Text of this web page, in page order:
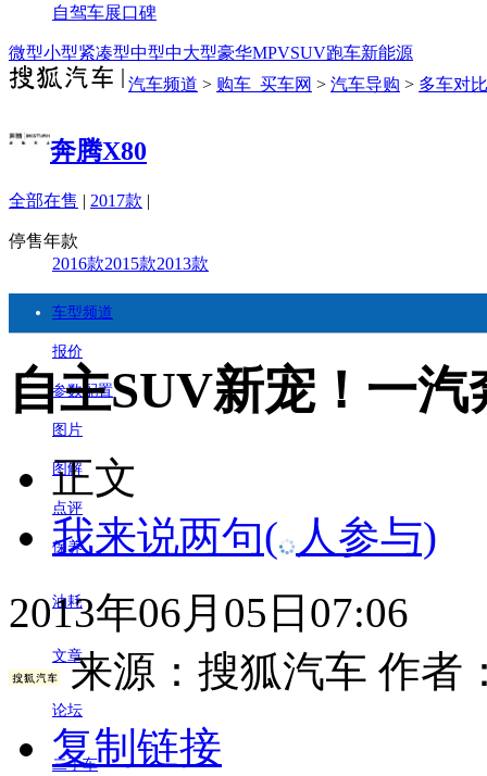
自驾车展口碑
微型小型紧凑型中型中大型豪华MPVSUV跑车新能源
汽车频道 > 购车_买车网 > 汽车导购 > 多车对比
奔腾X80
全部在售 | 2017款 |
停售年款
2016款2015款2013款
车型频道
报价
参数配置
图片
图解
点评
保养
油耗
文章
论坛
二手车
自主SUV新宠！一
正文
我来说两句( 人参与)
2013年06月05日07:06
来源： 搜狐汽车 作者
复制链接